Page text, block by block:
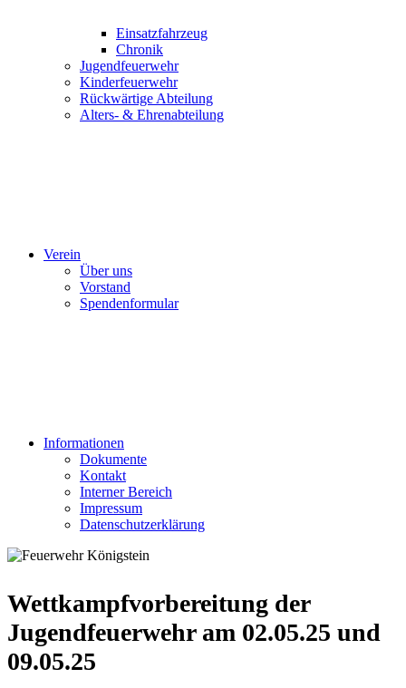
Einsatzfahrzeug
Chronik
Jugendfeuerwehr
Kinderfeuerwehr
Rückwärtige Abteilung
Alters- & Ehrenabteilung
Verein
Über uns
Vorstand
Spendenformular
Informationen
Dokumente
Kontakt
Interner Bereich
Impressum
Datenschutzerklärung
Wettkampfvorbereitung der
Jugendfeuerwehr am 02.05.25 und
09.05.25